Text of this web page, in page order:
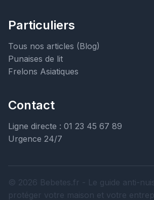
Particuliers
Tous nos articles (Blog)
Punaises de lit
Frelons Asiatiques
Contact
Ligne directe : 01 23 45 67 89
Urgence 24/7
© 2026 Bebetes.fr - Le guide anti-
protéger votre maison et votre